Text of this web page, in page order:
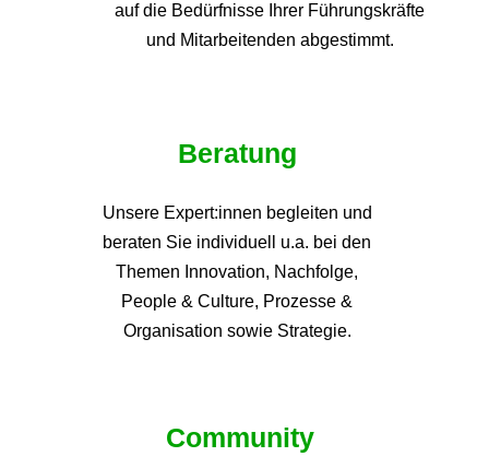
auf die Bedürfnisse Ihrer Führungskräfte
und Mitarbeitenden abgestimmt.
Beratung
Unsere Expert:innen begleiten und
beraten Sie individuell u.a. bei den
Themen Innovation, Nachfolge,
People & Culture, Prozesse &
Organisation sowie Strategie.
Community